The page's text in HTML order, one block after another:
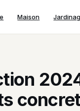
Maison